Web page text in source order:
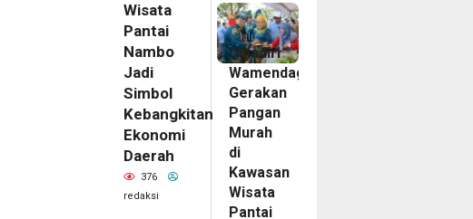
Wisata
Pantai
Nambo
Jadi
Simbol
Kebangkitan
Ekonomi
Daerah
376
redaksi
2
bulan
lalu
Dihadiri
Wamendagri,
Gerakan
Pangan
Murah
di
Kawasan
Wisata
Pantai